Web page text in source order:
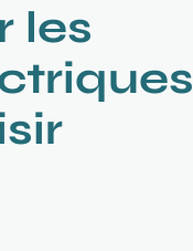
les